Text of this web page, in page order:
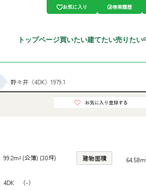
お気に入り 検索履歴
トップページ買いたい建てたい売りたい
野々井〈4DK〉1979.1
99.2m² (公簿) (30坪) 建物面積 64.58m
4DK （-）